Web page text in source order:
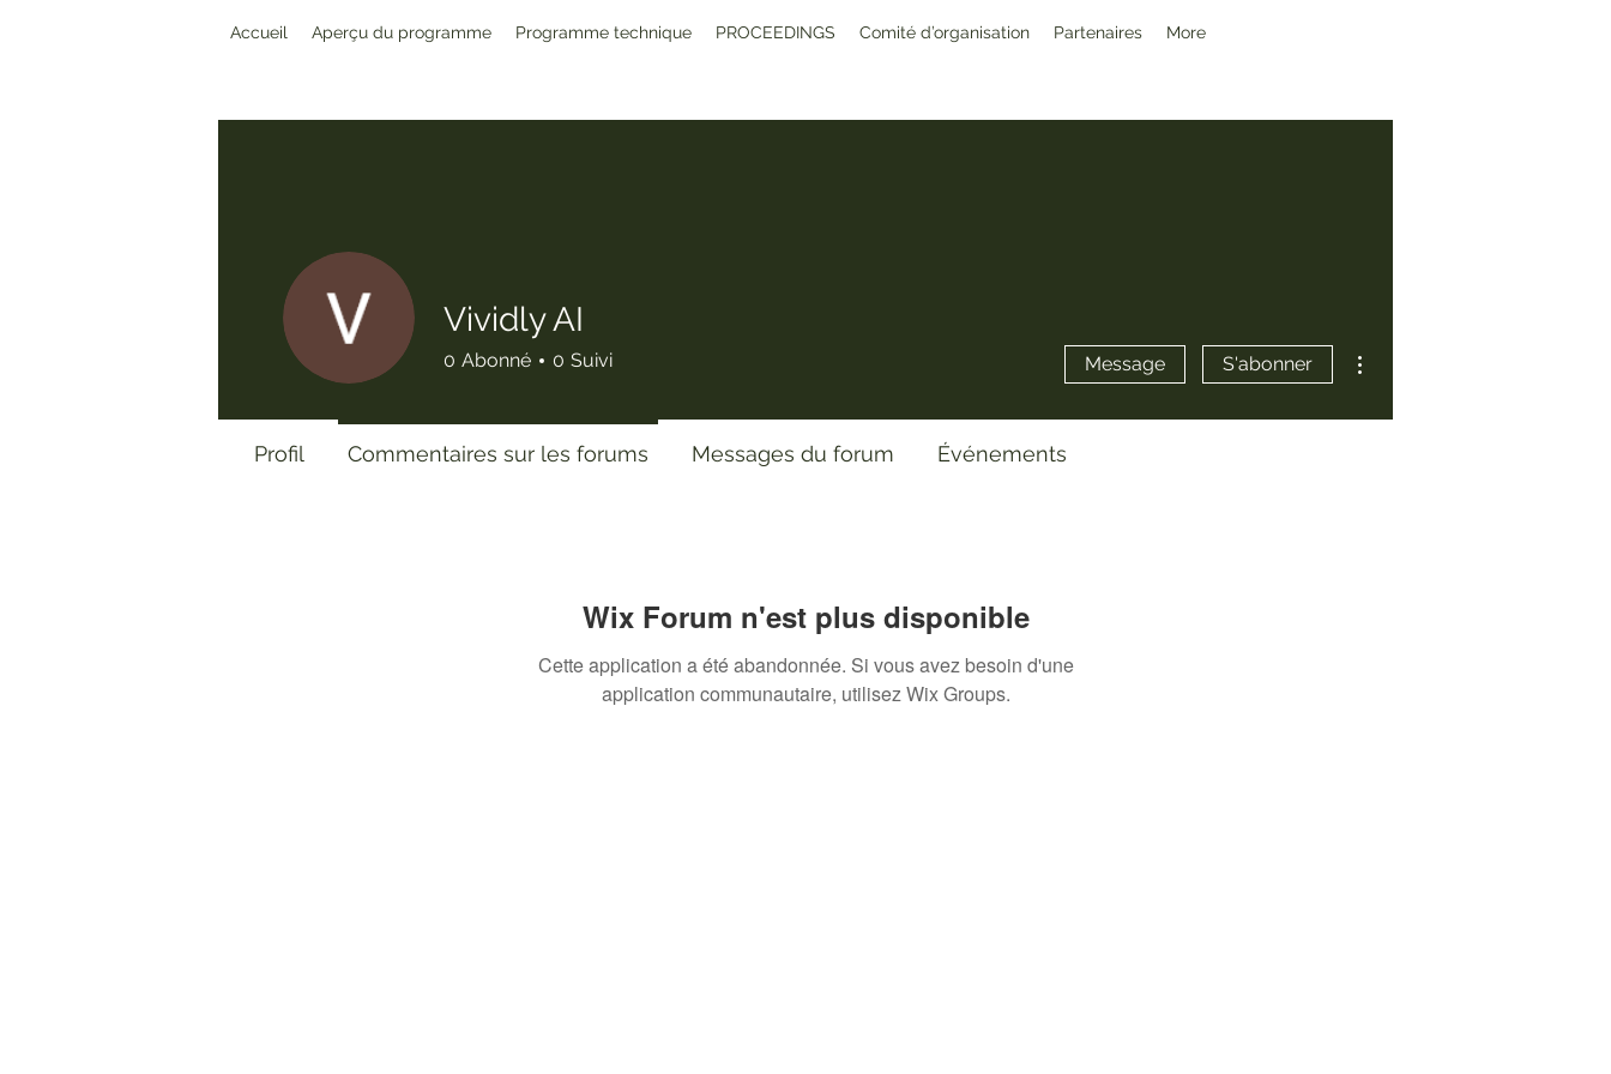
Accueil Aperçu du programme Programme technique PROCEEDINGS Comité d’organisation Partenaires More
Wix Forum n'est plus disponible
Cette application a été abandonnée. Si vous avez besoin d'une
application communautaire, utilisez Wix Groups.
Vividly AI
0 Abonné 0 Suivi Message S'abonner
Profil Commentaires sur les forums Messages du forum Événements